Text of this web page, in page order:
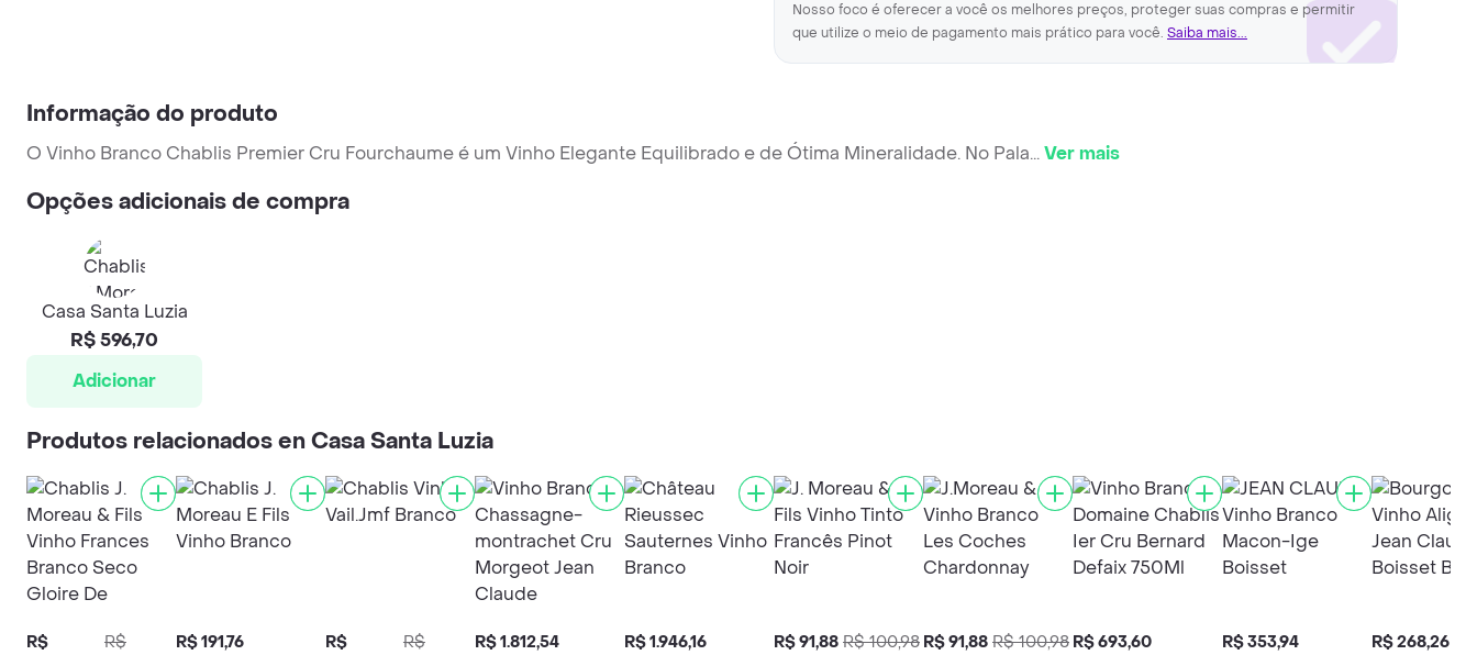
Nosso foco é oferecer a você os melhores preços, proteger suas compras e permitir
que utilize o meio de pagamento mais prático para você. Saiba mais...
Informação do produto
O Vinho Branco Chablis Premier Cru Fourchaume é um Vinho Elegante Equilibrado e de Ótima Mineralidade. No Pala...Ver mais
Opções adicionais de compra
Casa Santa Luzia
R$ 596,70
Adicionar
Produtos relacionados en Casa Santa Luzia
R$
R$
R$ 191,76
R$
R$
R$ 1.812,54 R$ 1.946,16 R$ 91,88 R$ 100,98 R$ 91,88 R$ 100,98 R$ 693,60 R$ 353,94 R$ 268,26